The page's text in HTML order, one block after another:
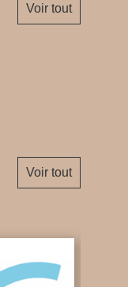
Voir tout
Voir tout